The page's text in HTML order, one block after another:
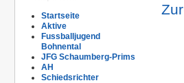
Startseite
Aktive
Fussballjugend
Bohnental
JFG Schaumberg-Prims
AH
Schiedsrichter